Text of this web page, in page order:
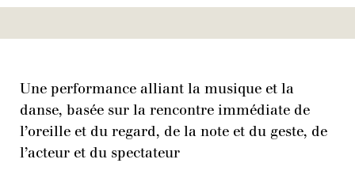
Une performance alliant la musique et la
danse, basée sur la rencontre immédiate de
l’oreille et du regard, de la note et du geste, de
l’acteur et du spectateur